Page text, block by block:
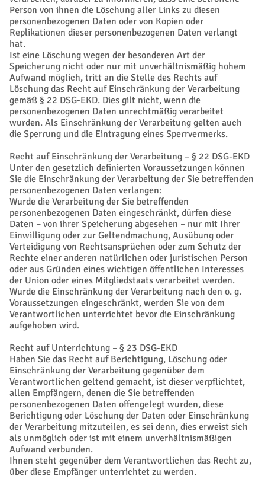
Person von ihnen die Löschung aller Links zu diesen
personenbezogenen Daten oder von Kopien oder
Replikationen dieser personenbezogenen Daten verlangt
hat.
Ist eine Löschung wegen der besonderen Art der
Speicherung nicht oder nur mit unverhältnismäßig hohem
Aufwand möglich, tritt an die Stelle des Rechts auf
Löschung das Recht auf Einschränkung der Verarbeitung
gemäß § 22 DSG-EKD. Dies gilt nicht, wenn die
personenbezogenen Daten unrechtmäßig verarbeitet
wurden. Als Einschränkung der Verarbeitung gelten auch
die Sperrung und die Eintragung eines Sperrvermerks.
Recht auf Einschränkung der Verarbeitung – § 22 DSG-EKD
Unter den gesetzlich definierten Voraussetzungen können
Sie die Einschränkung der Verarbeitung der Sie betreffenden
personenbezogenen Daten verlangen:
Wurde die Verarbeitung der Sie betreffenden
personenbezogenen Daten eingeschränkt, dürfen diese
Daten – von ihrer Speicherung abgesehen – nur mit Ihrer
Einwilligung oder zur Geltendmachung, Ausübung oder
Verteidigung von Rechtsansprüchen oder zum Schutz der
Rechte einer anderen natürlichen oder juristischen Person
oder aus Gründen eines wichtigen öffentlichen Interesses
der Union oder eines Mitgliedstaats verarbeitet werden.
Wurde die Einschränkung der Verarbeitung nach den o. g.
Voraussetzungen eingeschränkt, werden Sie von dem
Verantwortlichen unterrichtet bevor die Einschränkung
aufgehoben wird.
Recht auf Unterrichtung – § 23 DSG-EKD
Haben Sie das Recht auf Berichtigung, Löschung oder
Einschränkung der Verarbeitung gegenüber dem
Verantwortlichen geltend gemacht, ist dieser verpflichtet,
allen Empfängern, denen die Sie betreffenden
personenbezogenen Daten offengelegt wurden, diese
Berichtigung oder Löschung der Daten oder Einschränkung
der Verarbeitung mitzuteilen, es sei denn, dies erweist sich
als unmöglich oder ist mit einem unverhältnismäßigen
Aufwand verbunden.
Ihnen steht gegenüber dem Verantwortlichen das Recht zu,
über diese Empfänger unterrichtet zu werden.